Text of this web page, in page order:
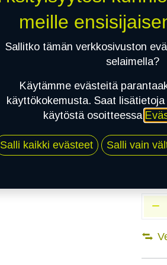
Mikäli
1X
EI
meille
Sallitko tämän verkkosivuston
selaimella?
Käytämme evästeitä
käyttökokemusta. Saat
käytöstä osoitteessa
Salli kaikki evästeet Salli vain